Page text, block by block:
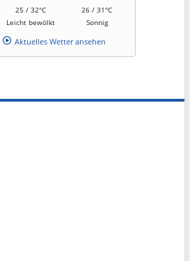
25 / 32°C
Leicht bewölkt
26 / 31°C
Sonnig
Aktuelles Wetter ansehen